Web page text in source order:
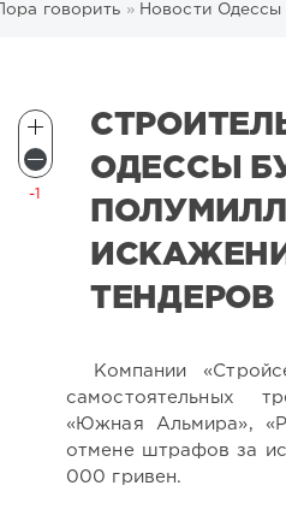
Пора говорить » Новости Одессы
ОДЕССЫ
ТЕНДЕРОВ
-1
Компании
самостоятельных
«Южная Альмира»,
отмене штрафов за
000 гривен.